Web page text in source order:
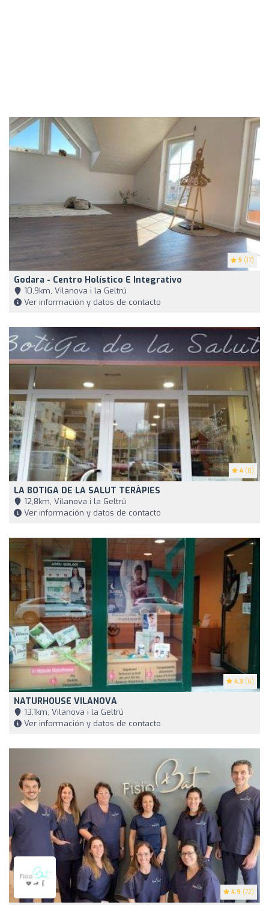
5 (17)
Godara - Centro Holístico E Integrativo
10,9km, Vilanova i la Geltrú
Ver información y datos de contacto
4 (8)
LA BOTIGA DE LA SALUT TERÀPIES
12,8km, Vilanova i la Geltrú
Ver información y datos de contacto
4.3 (6)
NATURHOUSE VILANOVA
13,1km, Vilanova i la Geltrú
Ver información y datos de contacto
4.9 (72)